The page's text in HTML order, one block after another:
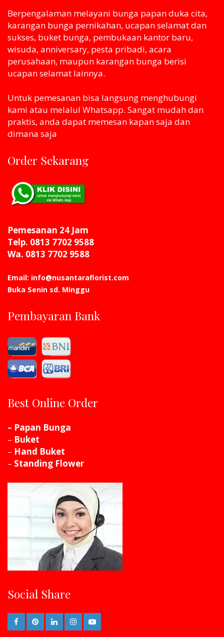
Berpengalaman melayani bunga papan duka cita,
karangan bunga pernikahan, ucapan selamat dan
sukses, buket bunga, pembukaan kantor baru,
wisuda, anniversary, pesta pribadi, acara
perusahaan, maupun karangan bunga berisi
ucapan selamat lainnya.
Untuk pemesanan bisa langsung menghubungi
kami atau melaluI Whatsapp. Sangat mudah dan
praktis, anda dapat memesan kapan saja dan
dimana saja
Order Sekarang
Pemesanan 24 Jam
Telp. 0813 7702 9588
Wa. 0813 7702 9588
Email: info@nusantaraflorist.com
Buka Senin sd. Minggu
Pembayaran Bank
Best Online Order
– Papan Bunga
– Buket
– Hand Buket
– Standing Flower
Social Share